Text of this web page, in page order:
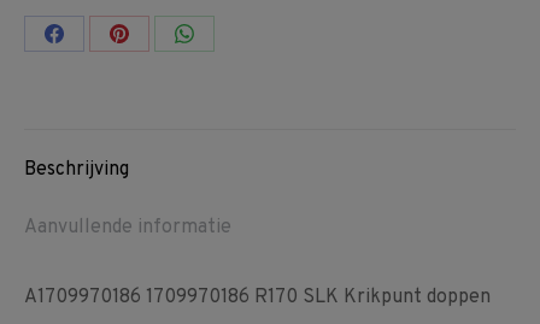
Share Share Share
Beschrijving
Aanvullende informatie
A1709970186 1709970186 R170 SLK Krikpunt doppen